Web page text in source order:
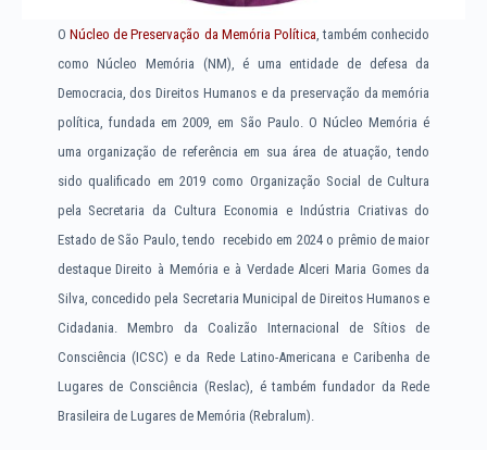
O Núcleo de Preservação da Memória Política , também conhecido
como Núcleo Memória (NM), é uma entidade de defesa da
Democracia, dos Direitos Humanos e da preservação da memória
política, fundada em 2009, em São Paulo. O Núcleo Memória é
uma organização de referência em sua área de atuação, tendo
sido qualificado em 2019 como Organização Social de Cultura
pela Secretaria da Cultura Economia e Indústria Criativas do
Estado de São Paulo, tendo recebido em 2024 o prêmio de maior
destaque Direito à Memória e à Verdade Alceri Maria Gomes da
Silva, concedido pela Secretaria Municipal de Direitos Humanos e
Cidadania. Membro da Coalizão Internacional de Sítios de
Consciência (ICSC) e da Rede Latino-Americana e Caribenha de
Lugares de Consciência (Reslac), é também fundador da Rede
Brasileira de Lugares de Memória (Rebralum).